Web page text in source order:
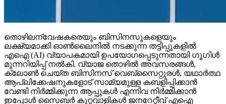
തൊഴിലന്വേഷകരെയും ബിസിനസുകളെയും
ലക്ഷ്യമാക്കി ഓണ്‍ലൈനില്‍ നടക്കുന്ന തട്ടിപ്പുകളില്‍
എഐ (AI) വ്യാപകമായി ഉപയോഗപ്പെടുന്നതായി ഗൂഗിള്‍
മുന്നറിയിപ്പ് നല്‍കി. വ്യാജ തൊഴില്‍ അവസരങ്ങള്‍,
ക്ലോണ്‍ ചെയ്ത ബിസിനസ് വെബ്‌സൈറ്റുരള്‍, യഥാര്‍ത്ഥ
ആപ്ലിക്കേഷനുകളോട് സാമ്യമുള്ള കബളിപ്പിക്കാന്‍
വേണ്ടി നിര്‍മ്മിക്കുന്ന ആപ്പുകള്‍ എന്നിവ നിര്‍മ്മിക്കാന്‍
ഇപ്പോള്‍ സൈബര്‍ കുറ്റവാളികള്‍ ജനറേറ്റീവ് എഐ